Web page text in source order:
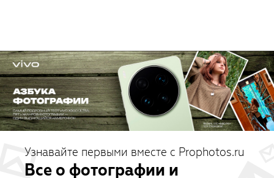
Узнавайте первыми вместе с Prophotos.ru
Все о фотографии и